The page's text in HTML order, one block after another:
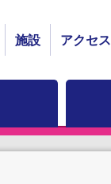
施設 アクセス